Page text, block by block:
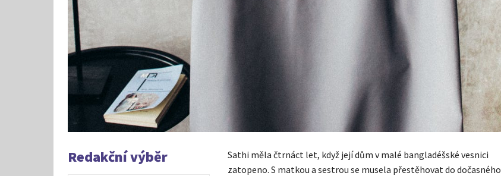
Redakční výběr
Sathi měla čtrnáct let, když její dům v malé bangladéšské vesnici
zatopeno. S matkou a sestrou se musela přestěhovat do dočasného